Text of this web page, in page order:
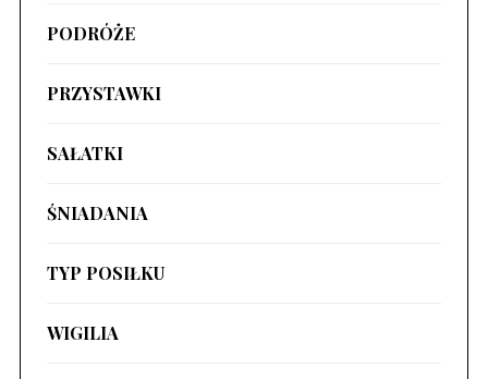
PODRÓŻE
PRZYSTAWKI
SAŁATKI
ŚNIADANIA
TYP POSIŁKU
WIGILIA